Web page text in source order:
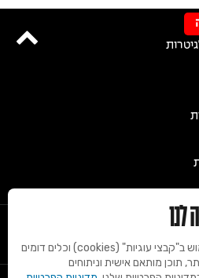
לנו
לידיעתכם, באתר זה נעשה שימוש ב"קבצי עוגיות" (cookies) וכלים דומים
תוכן מותאם אישית וניתוחים